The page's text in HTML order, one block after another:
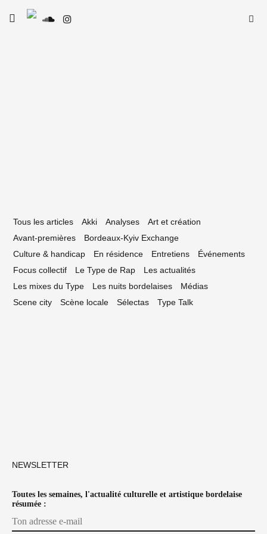
Skip
toggle
Tous les articles Akki Analyses
Art et création
Avant-premières
Bordeaux-Kyiv Exchange
Culture & handicap
En résidence Entretiens
Événements
Focus collectif
Le Type de Rap
Les actualités
Les mixes du Type
Les nuits bordelaises
Médias
Scene city
Scène locale Sélectas Type Talk
NEWSLETTER
Toutes les semaines, l'actualité culturelle et artistique bordelaise
résumée :